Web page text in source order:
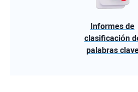
Informes de
clasificación
palabras